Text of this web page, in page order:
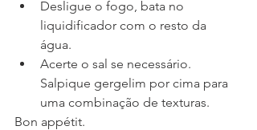
Desligue o fogo, bata no
liquidificador com o resto da
água.
Acerte o sal se necessário.
Salpique gergelim por cima para
uma combinação de texturas.
Bon appétit.